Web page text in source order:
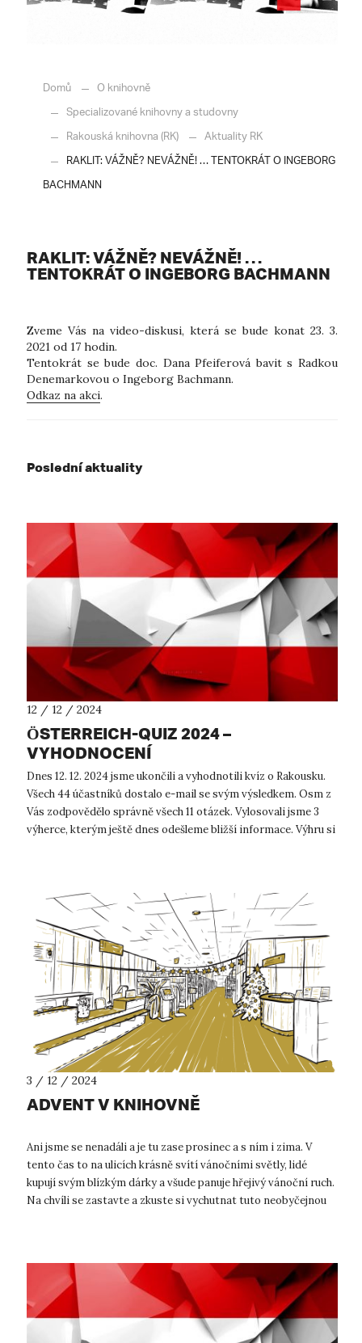
Domů
O knihovně
Specializované knihovny a studovny
Rakouská knihovna (RK)
Aktuality RK
RAKLIT: VÁŽNĚ? NEVÁŽNĚ! … TENTOKRÁT O INGEBORG
BACHMANN
RAKLIT: VÁŽNĚ? NEVÁŽNĚ! …
TENTOKRÁT O INGEBORG BACHMANN
Zveme Vás na video-diskusi, která se bude konat 23. 3.
2021 od 17 hodin.
Tentokrát se bude doc. Dana Pfeiferová bavit s Radkou
Denemarkovou o Ingeborg Bachmann.
Odkaz na akci.
Poslední aktuality
12 / 12 / 2024
ÖSTERREICH-QUIZ 2024 –
VYHODNOCENÍ
Dnes 12. 12. 2024 jsme ukončili a vyhodnotili kvíz o Rakousku.
Všech 44 účastníků dostalo e-mail se svým výsledkem. Osm z
Vás zodpovědělo správně všech 11 otázek. Vylosovali jsme 3
výherce, kterým ještě dnes odešleme bližší informace. Výhru si
3 / 12 / 2024
ADVENT V KNIHOVNĚ
Ani jsme se nenadáli a je tu zase prosinec a s ním i zima. V
tento čas to na ulicích krásně svítí vánočními světly, lidé
kupují svým blízkým dárky a všude panuje hřejivý vánoční ruch.
Na chvíli se zastavte a zkuste si vychutnat tuto neobyčejnou